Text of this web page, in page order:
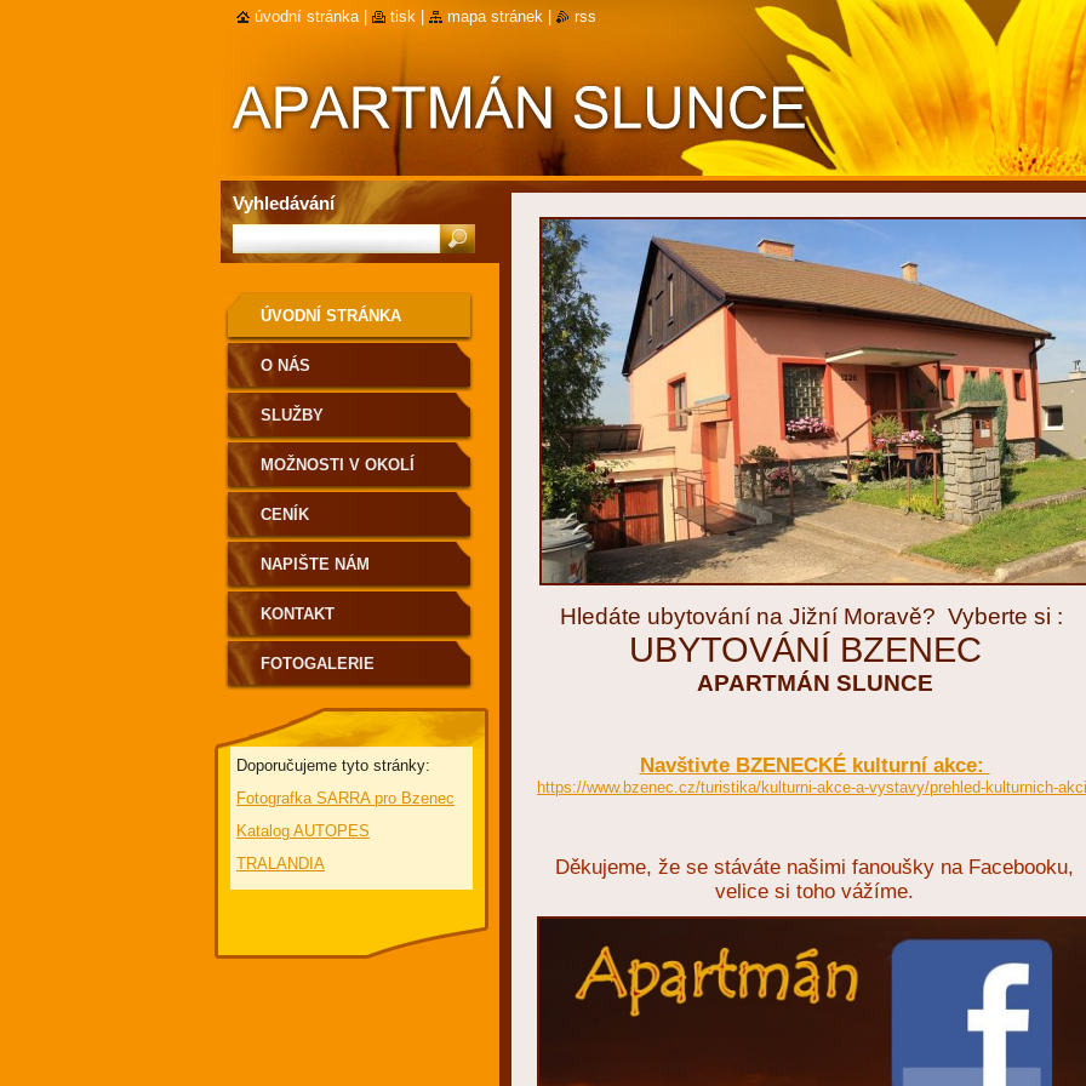
Hledáte ubytování na Jižní Moravě? Vyberte si :
UBYTOVÁNÍ BZENEC
APARTMÁN SLUNCE
Navštivte BZENECKÉ kulturní akce:
https://www.bzenec.cz/turistika/kulturni-akce-a-vystavy/prehled-kulturnich-
Děkujeme, že se stáváte našimi fanoušky na Facebooku,
velice si toho vážíme.
ÚVODNÍ STRÁNKA
O NÁS
SLUŽBY
MOŽNOSTI V OKOLÍ
CENÍK
NAPIŠTE NÁM
KONTAKT
FOTOGALERIE
Doporučujeme tyto stránky:
Fotografka SARRA pro Bzenec
Katalog AUTOPES
TRALANDIA
Vyhledávání
úvodní stránka tisk mapa stránek rss